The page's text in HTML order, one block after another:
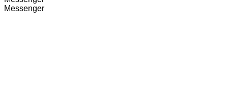
Messenger